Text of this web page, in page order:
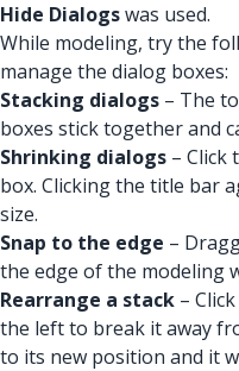
Hide Dialogswas used.
While modeling, try the
manage the dialog boxes:
Stacking dialogs – The
boxes stick together and
Shrinking dialogs – Click
box. Clicking the title bar
size.
Snap to the edge –
the edge of the modeling
Rearrange a stack –
the left to break it away
to its new position and it